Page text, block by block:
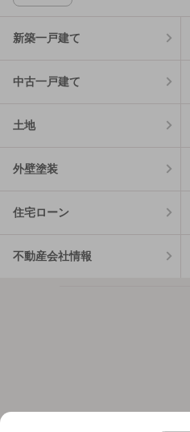
新築一戸建て
中古一戸建て
土地
外壁塗装
住宅ローン
不動産会社情報